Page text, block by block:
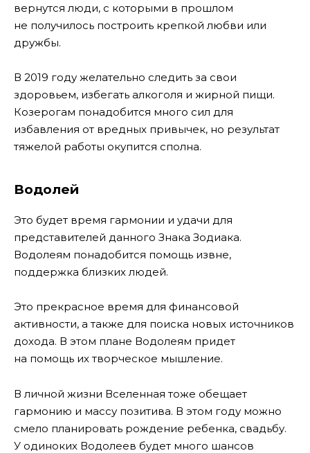
вернутся люди, с которыми в прошлом
не получилось построить крепкой любви или
дружбы.
В 2019 году желательно следить за свои
здоровьем, избегать алкоголя и жирной пищи.
Козерогам понадобится много сил для
избавления от вредных привычек, но результат
тяжелой работы окупится сполна.
Водолей
Это будет время гармонии и удачи для
представителей данного Знака Зодиака.
Водолеям понадобится помощь извне,
поддержка близких людей.
Это прекрасное время для финансовой
активности, а также для поиска новых источников
дохода. В этом плане Водолеям придет
на помощь их творческое мышление.
В личной жизни Вселенная тоже обещает
гармонию и массу позитива. В этом году можно
смело планировать рождение ребенка, свадьбу.
У одиноких Водолеев будет много шансов